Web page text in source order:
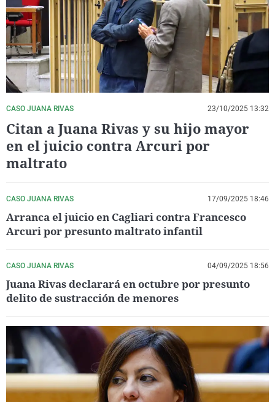
La rosa de los vientos
Gente viajera
Como el perro y el
Caso
Retornados
Equipo de
Operación Viuda
Extremadura
Galicia
La Rioja
Navarra
País Vasco
Virales
Televisión
Elecciones
CASO JUANA RIVAS 23/10/2025 13:32
Citan a Juana Rivas y su hijo mayor
en el juicio contra Arcuri por
maltrato
CASO JUANA RIVAS 17/09/2025 18:46
Arranca el juicio en Cagliari contra Francesco
Arcuri por presunto maltrato infantil
CASO JUANA RIVAS 04/09/2025 18:56
Juana Rivas declarará en octubre por presunto
delito de sustracción de menores